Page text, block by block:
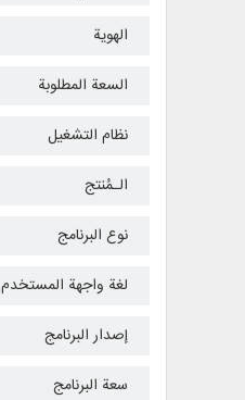
الهوية
السعة المطلوبة
نظام التشغیل
الـمُنتج
نوع البرنامج
لغة واجهة المستخدم
إصدار البرنامج
سعة البرنامج